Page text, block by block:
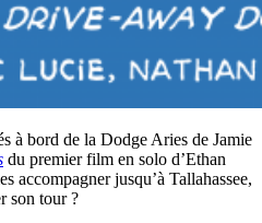
à bord de la Dodge Aries de Jamie
du premier film en solo d’Ethan
accompagner jusqu’à Tallahassee,
son tour ?